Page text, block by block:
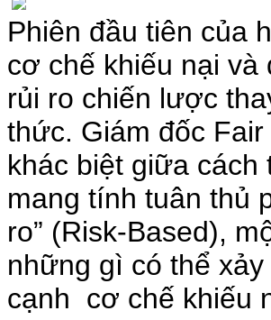
Phiên đầu tiên của
cơ chế khiếu nại và
rủi ro chiến lược
thức. Giám đốc
khác biệt giữa cách
mang tính tuân thủ
ro” (Risk-Based),
những gì có thể
cạnh cơ chế khiếu